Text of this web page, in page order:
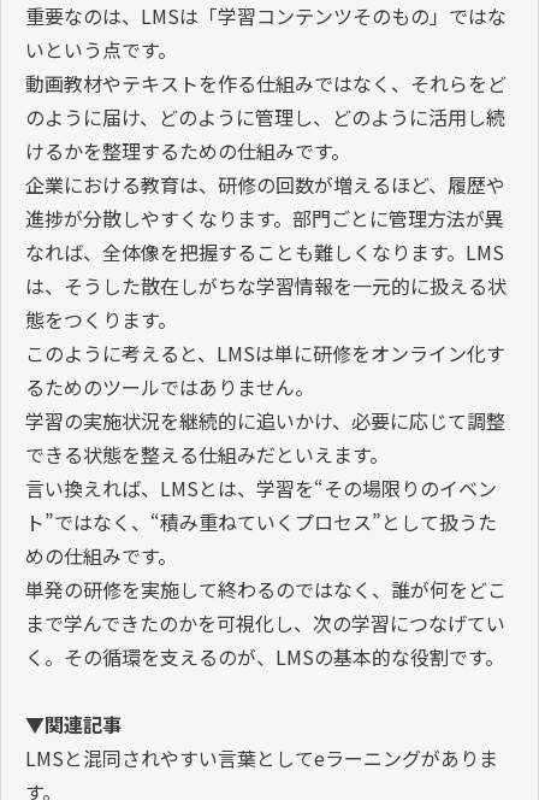
重要なのは、LMSは「学習コンテンツそのもの」ではな
いという点です。
動画教材やテキストを作る仕組みではなく、それらをど
のように届け、どのように管理し、どのように活用し続
けるかを整理するための仕組みです。
企業における教育は、研修の回数が増えるほど、履歴や
進捗が分散しやすくなります。部門ごとに管理方法が異
なれば、全体像を把握することも難しくなります。LMS
は、そうした散在しがちな学習情報を一元的に扱える状
態をつくります。
このように考えると、LMSは単に研修をオンライン化す
るためのツールではありません。
学習の実施状況を継続的に追いかけ、必要に応じて調整
できる状態を整える仕組みだといえます。
言い換えれば、LMSとは、学習を“その場限りのイベン
ト”ではなく、“積み重ねていくプロセス”として扱うた
めの仕組みです。
単発の研修を実施して終わるのではなく、誰が何をどこ
まで学んできたのかを可視化し、次の学習につなげてい
く。その循環を支えるのが、LMSの基本的な役割です。
▼関連記事
LMSと混同されやすい言葉としてeラーニングがありま
す。